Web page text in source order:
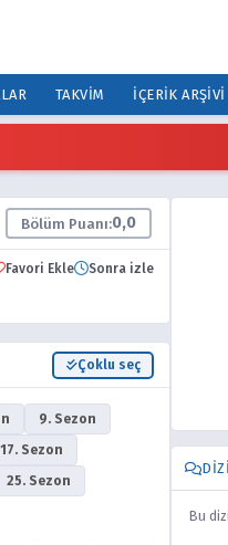
TAKVIM İÇERIK ARŞIVI
Bölüm Puanı:0,0
Favori Ekle Sonra izle
Çoklu seç
9. Sezon
17. Sezon
25. Sezon
Bu